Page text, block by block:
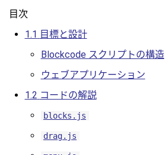
目次
1.1 目標と設計
Blockcode スクリプトの構造
ウェブアプリケーション
1.2 コードの解説
blocks.js
drag.js